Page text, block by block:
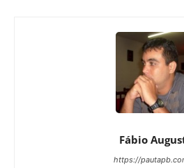
Fábio
https://